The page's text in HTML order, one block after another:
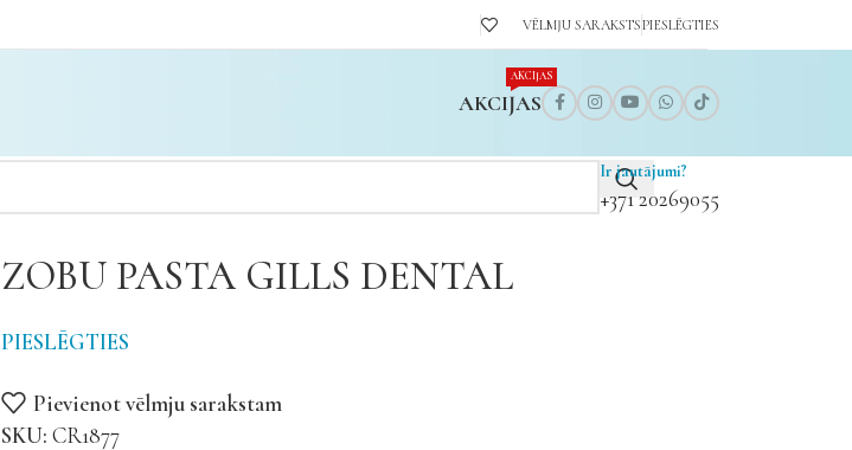
VĒLMJU SARAKSTSPIESLĒGTIES
AKCIJAS
AKCIJAS
Ir jautājumi?
+371 20269055
ZOBU PASTA GILLS DENTAL
PIESLĒGTIES
Pievienot vēlmju sarakstam
SKU: CR1877